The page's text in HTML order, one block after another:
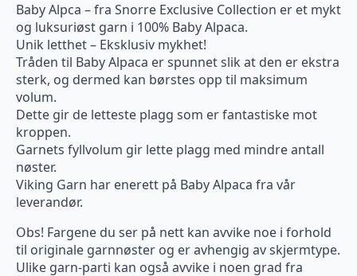
Baby Alpca – fra Snorre Exclusive Collection er et mykt
og luksuriøst garn i 100% Baby Alpaca.
Unik letthet – Eksklusiv mykhet!
Tråden til Baby Alpaca er spunnet slik at den er ekstra
sterk, og dermed kan børstes opp til maksimum
volum.
Dette gir de letteste plagg som er fantastiske mot
kroppen.
Garnets fyllvolum gir lette plagg med mindre antall
nøster.
Viking Garn har enerett på Baby Alpaca fra vår
leverandør.
Obs! Fargene du ser på nett kan avvike noe i forhold
til originale garnnøster og er avhengig av skjermtype.
Ulike garn-parti kan også avvike i noen grad fra